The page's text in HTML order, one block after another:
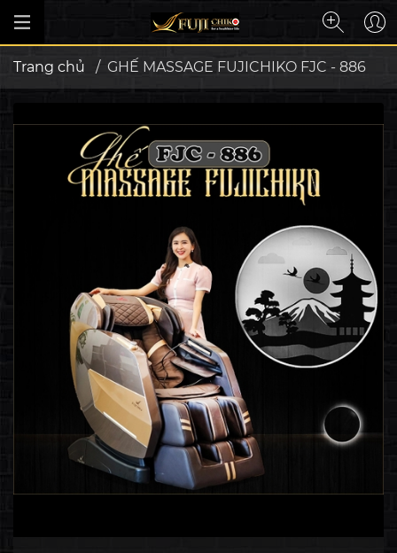
Trang chủ / GHẾ MASSAGE FUJICHIKO FJC - 886